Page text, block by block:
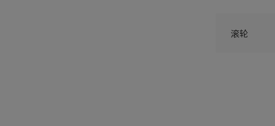
滚轮